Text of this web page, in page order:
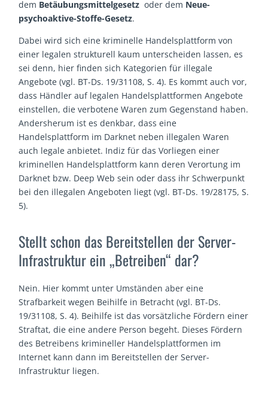
dem Betäubungsmittelgesetz oder dem Neue-
psychoaktive-Stoffe-Gesetz.
Dabei wird sich eine kriminelle Handelsplattform von
einer legalen strukturell kaum unterscheiden lassen, es
sei denn, hier finden sich Kategorien für illegale
Angebote (vgl. BT-Ds. 19/31108, S. 4). Es kommt auch vor,
dass Händler auf legalen Handelsplattformen Angebote
einstellen, die verbotene Waren zum Gegenstand haben.
Andersherum ist es denkbar, dass eine
Handelsplattform im Darknet neben illegalen Waren
auch legale anbietet. Indiz für das Vorliegen einer
kriminellen Handelsplattform kann deren Verortung im
Darknet bzw. Deep Web sein oder dass ihr Schwerpunkt
bei den illegalen Angeboten liegt (vgl. BT-Ds. 19/28175, S.
5).
Stellt schon das Bereitstellen der Server-
Infrastruktur ein „Betreiben“ dar?
Nein. Hier kommt unter Umständen aber eine
Strafbarkeit wegen Beihilfe in Betracht (vgl. BT-Ds.
19/31108, S. 4). Beihilfe ist das vorsätzliche Fördern einer
Straftat, die eine andere Person begeht. Dieses Fördern
des Betreibens krimineller Handelsplattformen im
Internet kann dann im Bereitstellen der Server-
Infrastruktur liegen.